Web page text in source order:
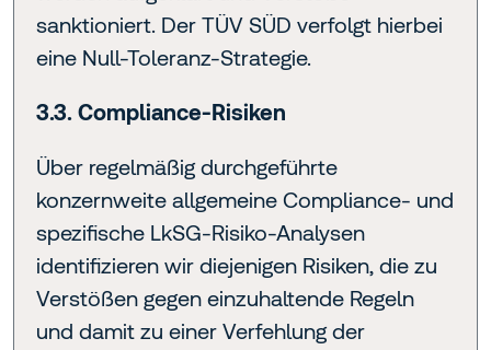
sanktioniert. Der TÜV SÜD verfolgt hierbei
eine Null-Toleranz-Strategie.
3.3. Compliance-Risiken
Über regelmäßig durchgeführte
konzernweite allgemeine Compliance- und
spezifische LkSG-Risiko-Analysen
identifizieren wir diejenigen Risiken, die zu
Verstößen gegen einzuhaltende Regeln
und damit zu einer Verfehlung der